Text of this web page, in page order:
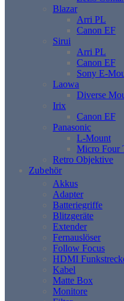
Blazar
Arri PL
Canon EF
Sirui
Arri PL
Canon EF
Sony E-
Laowa
Diverse
Irix
Canon EF
Panasonic
L-Mount
Micro Four
Retro Objektive
Zubehör
Akkus
Adapter
Batteriegriffe
Blitzgeräte
Extender
Fernauslöser
Follow Focus
HDMI
Kabel
Matte Box
Monitore